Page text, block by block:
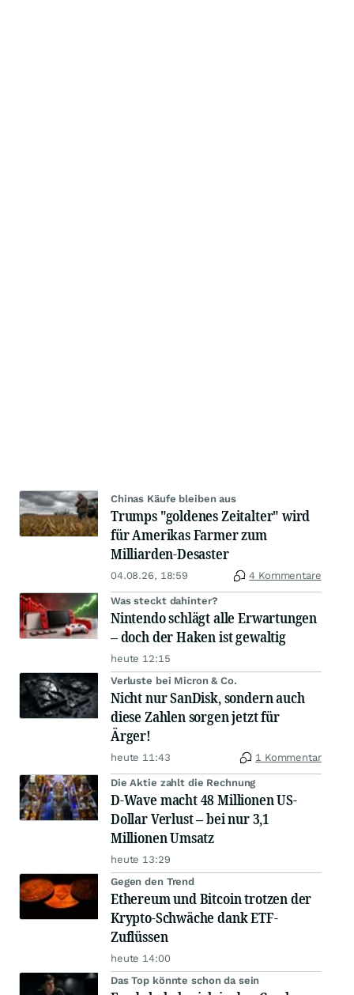
Chinas Käufe bleiben aus
Trumps "goldenes Zeitalter" wird
für Amerikas Farmer zum
Milliarden-Desaster
04.08.26, 18:59 4 Kommentare
Was steckt dahinter?
Nintendo schlägt alle Erwartungen
– doch der Haken ist gewaltig
heute 12:15
Verluste bei Micron & Co.
Nicht nur SanDisk, sondern auch
diese Zahlen sorgen jetzt für
Ärger!
heute 11:43 1 Kommentar
Die Aktie zahlt die Rechnung
D-Wave macht 48 Millionen US-
Dollar Verlust – bei nur 3,1
Millionen Umsatz
heute 13:29
Gegen den Trend
Ethereum und Bitcoin trotzen der
Krypto-Schwäche dank ETF-
Zuflüssen
heute 14:00
Das Top könnte schon da sein